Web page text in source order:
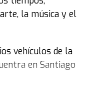
la música y el
vehículos de la
en Santiago